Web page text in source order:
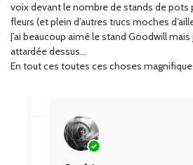
voix devant le nombre de stands de pots
fleurs (et plein d’autres trucs moches
J’ai beaucoup aimé le stand Goodwill
attardée dessus…
En tout ces toutes ces choses